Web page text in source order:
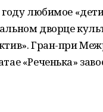
году любимое
дворце
Гран-при
«Реченька»